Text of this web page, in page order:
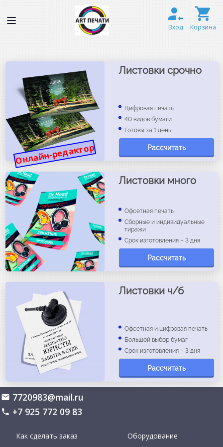
Вход Корзина
Онлайн-редактор
Листовки срочно
Цифровая печать
40 видов бумаги
Готовы за 1 день!
Рассчитать
Листовки много
Офсетная печать
Сборные и индивидуальные
тиражи
Срок изготовления – 3 дня
Рассчитать
Листовки ч/б
Офсетная и цифровая печать
Большой выбор бумаг
Срок изготовления – 3 дня
Рассчитать
7720983@mail.ru
+7 925 772 09 83
Как сделать заказ
Оборудование